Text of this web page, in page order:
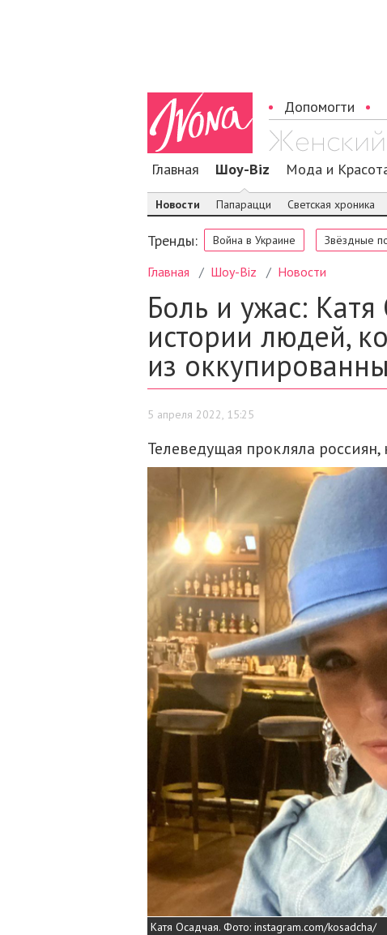
Допомогти
Главная Шоу-Biz Мода и
Новости Папарацци Светская хроника
Тренды: Война в Украине Звёздные
Главная Шоу-Biz Новости
Боль и ужас: Катя
истории людей,
из
5 апреля 2022, 15:25
Телеведущая прокляла
Катя Осадчая. Фото: instagram.com/kosadcha/